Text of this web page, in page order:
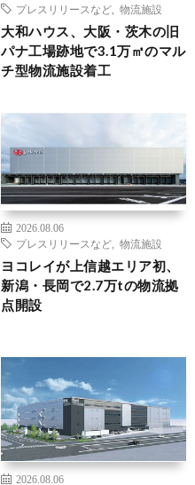
プレスリリースなど
物流施設
大和ハウス、大阪・茨木の旧
パナ工場跡地で3.1万㎡のマル
チ型物流施設着工
2026.08.06
プレスリリースなど
物流施設
ヨコレイが上信越エリア初、
新潟・長岡で2.7万tの物流拠
点開設
2026.08.06